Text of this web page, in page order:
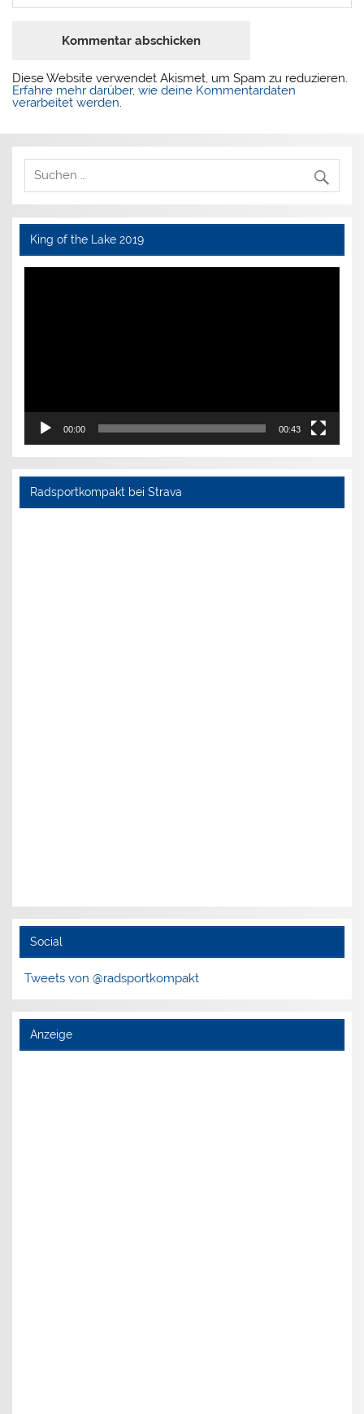
Diese Website verwendet Akismet, um Spam zu reduzieren.
Erfahre mehr darüber, wie deine Kommentardaten
verarbeitet werden.
King of the Lake 2019
Video-
00:00 00:43
Radsportkompakt bei Strava
Social
Tweets von @radsportkompakt
Anzeige